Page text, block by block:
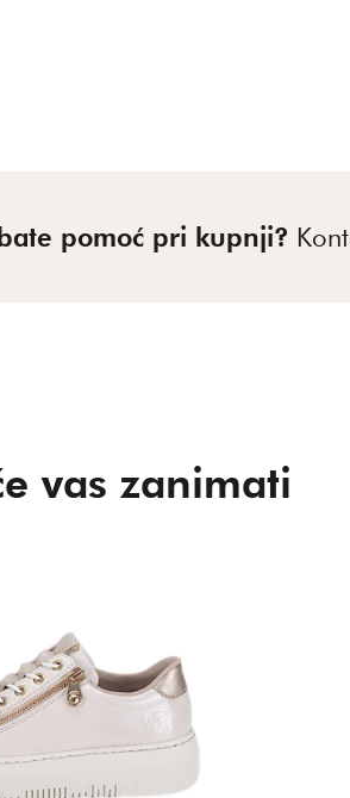
pomoć pri kupnji?
vas zanimati